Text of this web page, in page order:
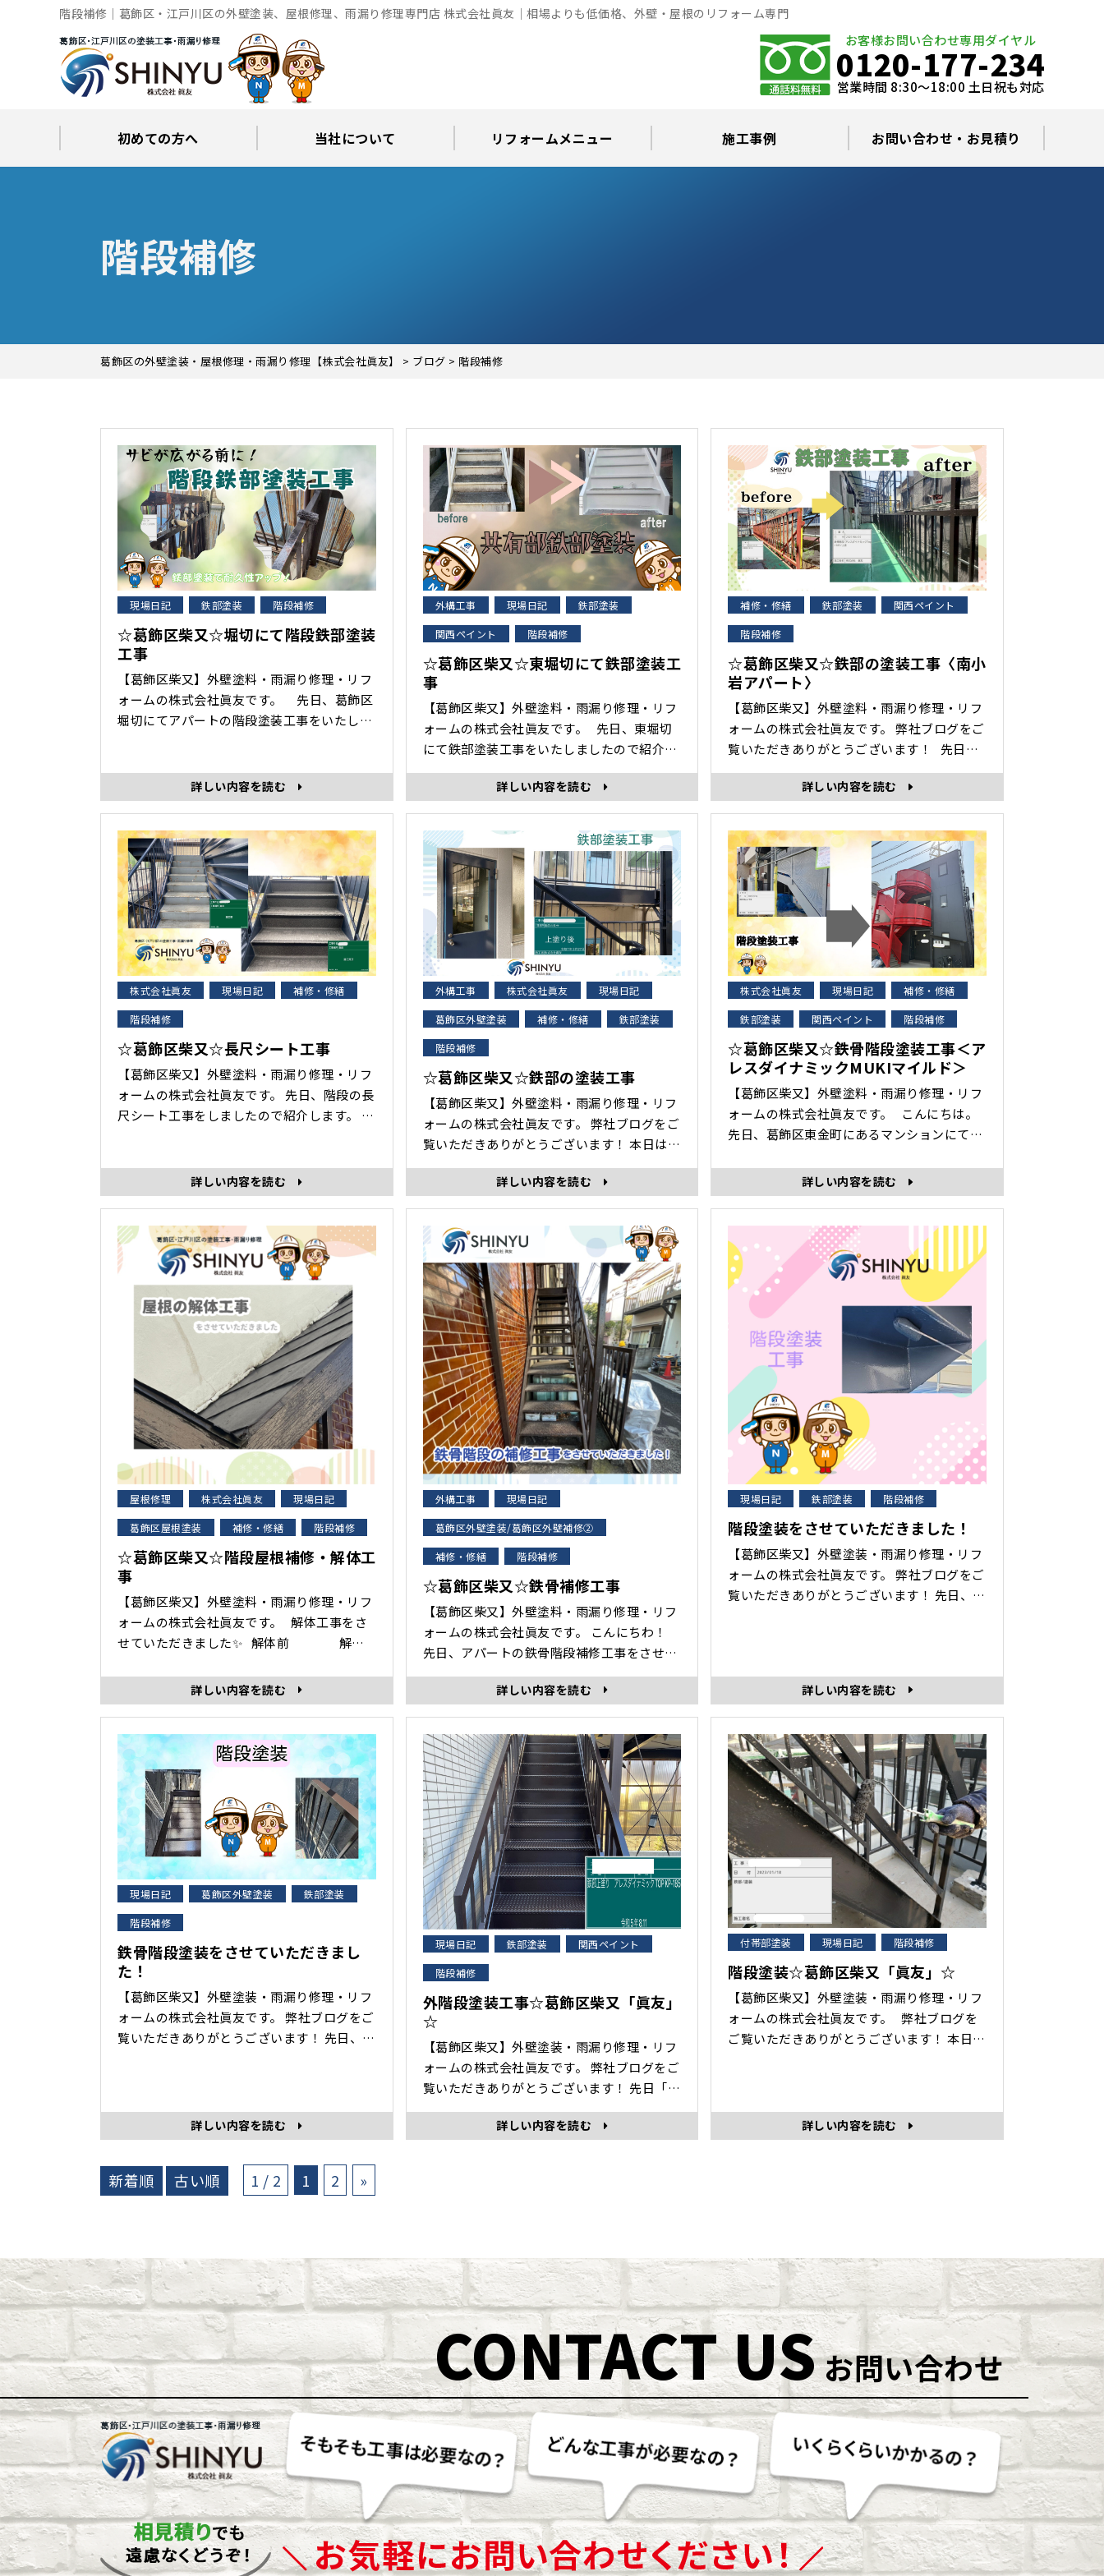
階段補修｜葛飾区・江戸川区の外壁塗装、屋根修理、雨漏り修理専門店 株式会社眞友｜相場よりも低価格、外壁・屋根のリフォーム専門
お客様お問い合わせ専用ダイヤル
0120-177-234
営業時間 8:30～18:00 土日祝も対応
初めての方へ 当社について リフォームメニュー 施工事例 お問い合わせ・お見積り
階段補修
葛飾区の外壁塗装・屋根修理・雨漏り修理【株式会社眞友】 > ブログ > 階段補修
現場日記 鉄部塗装 階段補修
☆葛飾区柴又☆堀切にて階段鉄部塗装
工事
【葛飾区柴又】外壁塗料・雨漏り修理・リフ
ォームの株式会社眞友です。 先日、葛飾区
堀切にてアパートの階段塗装工事をいたしま
も一気に低下します。そのため、ケレン作業
が非常に重要です。 浮いた塗膜や発生して
詳しい内容を読む
外構工事 現場日記 鉄部塗装
関西ペイント 階段補修
☆葛飾区柴又☆東堀切にて鉄部塗装工
事
【葛飾区柴又】外壁塗料・雨漏り修理・リフ
ォームの株式会社眞友です。 先日、東堀切
にて鉄部塗装工事をいたしましたので紹介し
ます。 マンションやアパートの共有部にあ
る鉄部は、雨風や紫外線の影響を直接受けや
すく、時間の経過とともにサビや塗膜の剥が
れが発生しやすい場所です。 日常的に多くの
方が利用する場所でもあり･･･
詳しい内容を読む
補修・修繕 鉄部塗装 関西ペイント
階段補修
☆葛飾区柴又☆鉄部の塗装工事〈南小
岩アパート〉
【葛飾区柴又】外壁塗料・雨漏り修理・リフ
ォームの株式会社眞友です。 弊社ブログをご
覧いただきありがとうございます！ 先日、
南小岩にあるアパートの鉄部塗装工事をいた
しましたので紹介します。 鉄部塗装は、金
属の腐食（サビ）を防ぐために非常に重要な
メンテナンスです。 鉄は空気中の酸素や湿気
と反応して錆びます。 そのまま放置すると
劣･･･
詳しい内容を読む
株式会社眞友 現場日記 補修・修繕
階段補修
☆葛飾区柴又☆長尺シート工事
【葛飾区柴又】外壁塗料・雨漏り修理・リフ
ォームの株式会社眞友です。 先日、階段の長
尺シート工事をしましたので紹介します。
り雨の日でも滑りにくく安全、掃防水性だけ
ではなく、耐薬品性、耐油性、耐熱性などに
で衝撃音を遮断する機能がありま･･･
詳しい内容を読む
外構工事 株式会社眞友 現場日記
葛飾区外壁塗装 補修・修繕 鉄部塗装
階段補修
☆葛飾区柴又☆鉄部の塗装工事
【葛飾区柴又】外壁塗料・雨漏り修理・リフ
ォームの株式会社眞友です。 弊社ブログをご
覧いただきありがとうございます！ 本日は、
階段と扉の鉄部の塗装工事について紹介しま
･･･
詳しい内容を読む
株式会社眞友 現場日記 補修・修繕
鉄部塗装 関西ペイント 階段補修
☆葛飾区柴又☆鉄骨階段塗装工事＜ア
レスダイナミックMUKIマイルド＞
【葛飾区柴又】外壁塗料・雨漏り修理・リフ
ォームの株式会社眞友です。 こんにちは。
先日、葛飾区東金町にあるマンションにて鉄
･･･
詳しい内容を読む
屋根修理 株式会社眞友 現場日記
葛飾区屋根塗装 補修・修繕 階段補修
☆葛飾区柴又☆階段屋根補修・解体工
事
【葛飾区柴又】外壁塗料・雨漏り修理・リフ
ォームの株式会社眞友です。 解体工事をさ
せていただきました✨ 解体前 解体
せていただきました。 ･･･
詳しい内容を読む
外構工事 現場日記
葛飾区外壁塗装/葛飾区外壁補修②
補修・修繕 階段補修
☆葛飾区柴又☆鉄骨補修工事
【葛飾区柴又】外壁塗料・雨漏り修理・リフ
ォームの株式会社眞友です。 こんにちわ！
先日、アパートの鉄骨階段補修工事をさせて
いただきましたのでご紹介します。 施工前
了･･･
詳しい内容を読む
現場日記 鉄部塗装 階段補修
階段塗装をさせていただきました！
【葛飾区柴又】外壁塗装・雨漏り修理・リフ
ォームの株式会社眞友です。 弊社ブログをご
覧いただきありがとうございます！ 先日、
工具で削ることで除去し、塗装に適した下地
を作る工程です。 ケレンは下地作りの作業
で･･･
詳しい内容を読む
現場日記 葛飾区外壁塗装 鉄部塗装
階段補修
鉄骨階段塗装をさせていただきまし
た！
【葛飾区柴又】外壁塗装・雨漏り修理・リフ
ォームの株式会社眞友です。 弊社ブログをご
覧いただきありがとうございます！ 先日、鉄
問い合わせください。 ･･･
詳しい内容を読む
現場日記 鉄部塗装 関西ペイント
階段補修
外階段塗装工事☆葛飾区柴又「眞友」
☆
【葛飾区柴又】外壁塗装・雨漏り修理・リフ
ォームの株式会社眞友です。 弊社ブログをご
覧いただきありがとうございます！ 先日「外
階段塗装」をさせていただきましたので、そ
の様子を紹介します。 外階段塗装工事 ・施
詳しい内容を読む
付帯部塗装 現場日記 階段補修
階段塗装☆葛飾区柴又「眞友」☆
【葛飾区柴又】外壁塗装・雨漏り修理・リフ
ォームの株式会社眞友です。 弊社ブログを
ご覧いただきありがとうございます！ 本日
防止することができます。 錆の程度が悪化し
てしまうと、穴があくなど腐食に繋がってし
詳しい内容を読む
新着順 古い順 1 / 2 1 2 »
CONTACT USお問い合わせ